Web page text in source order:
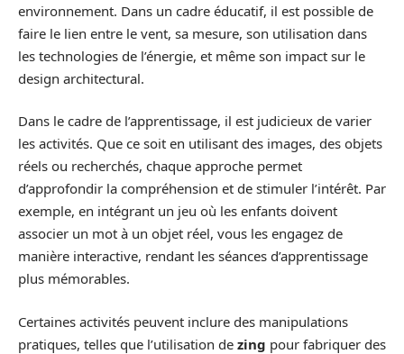
environnement. Dans un cadre éducatif, il est possible de
faire le lien entre le vent, sa mesure, son utilisation dans
les technologies de l’énergie, et même son impact sur le
design architectural.
Dans le cadre de l’apprentissage, il est judicieux de varier
les activités. Que ce soit en utilisant des images, des objets
réels ou recherchés, chaque approche permet
d’approfondir la compréhension et de stimuler l’intérêt. Par
exemple, en intégrant un jeu où les enfants doivent
associer un mot à un objet réel, vous les engagez de
manière interactive, rendant les séances d’apprentissage
plus mémorables.
Certaines activités peuvent inclure des manipulations
pratiques, telles que l’utilisation de zing pour fabriquer des